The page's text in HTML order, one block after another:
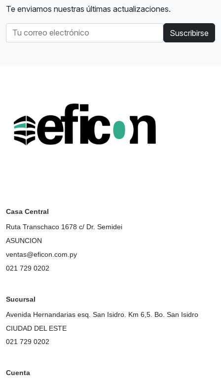
Te enviamos nuestras últimas actualizaciones.
Suscribirse
Casa Central
Ruta Transchaco 1678 c/ Dr. Semidei
ASUNCION
ventas@eficon.com.py
021 729 0202
Sucursal
Avenida Hernandarias esq. San Isidro. Km 6,5. Bo. San Isidro
CIUDAD DEL ESTE
021 729 0202
Cuenta